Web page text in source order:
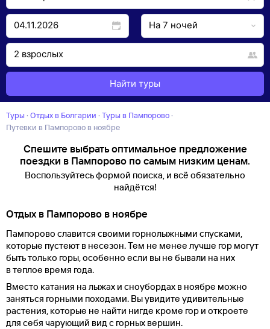
Найти туры
Туры · Отдых в Болгарии · Туры в Пампорово ·
Путевки в Пампорово в ноябре
Спешите выбрать оптимальное предложение
поездки в Пампорово по самым низким ценам.
Воспользуйтесь формой поиска, и всё обязательно
найдётся!
Отдых в Пампорово в ноябре
Пампорово славится своими горнолыжными спусками,
которые пустеют в несезон. Тем не менее лучше гор могут
быть только горы, особенно если вы не бывали на них
в теплое время года.
Вместо катания на лыжах и сноубордах в ноябре можно
заняться горными походами. Вы увидите удивительные
растения, которые не найти нигде кроме гор и откроете
для себя чарующий вид с горных вершин.